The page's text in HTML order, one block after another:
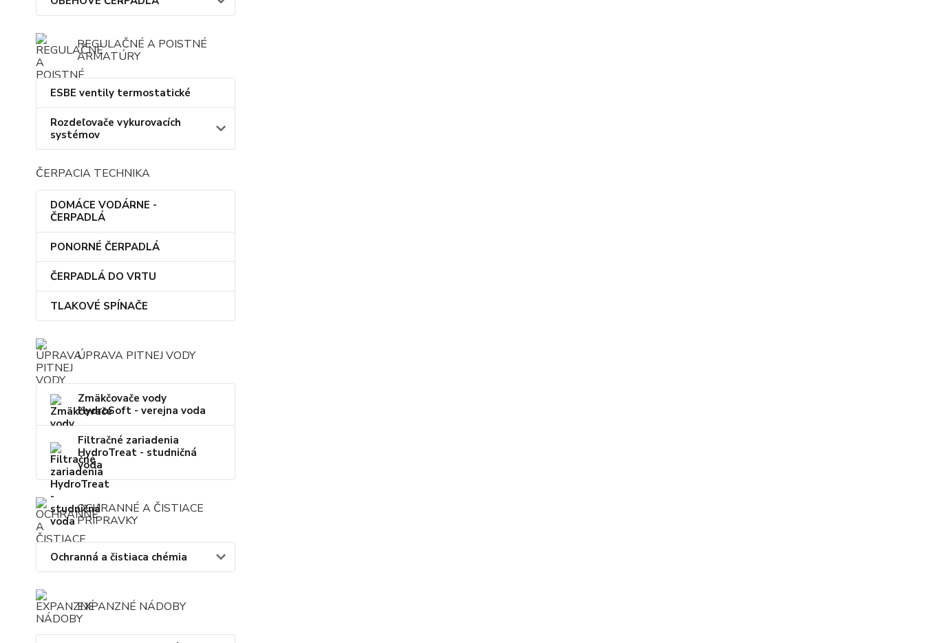
REGULAČNÉ A POISTNÉ
ARMATÚRY
ESBE ventily termostatické
Rozdeľovače vykurovacích
systémov
ČERPACIA TECHNIKA
DOMÁCE VODÁRNE -
ČERPADLÁ
PONORNÉ ČERPADLÁ
ČERPADLÁ DO VRTU
TLAKOVÉ SPÍNAČE
ÚPRAVA PITNEJ VODY
Zmäkčovače vody
HydroSoft - verejna voda
Filtračné zariadenia
HydroTreat - studničná
voda
OCHRANNÉ A ČISTIACE
PRÍPRAVKY
Ochranná a čistiaca chémia
EXPANZNÉ NÁDOBY